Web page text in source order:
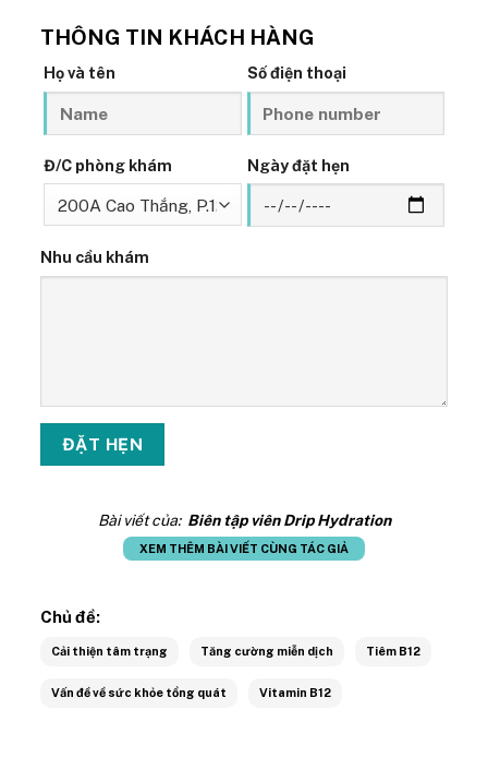
THÔNG TIN KHÁCH HÀNG
Họ và tên Số điện thoại
Đ/C phòng khám Ngày đặt hẹn
Nhu cầu khám
Bài viết của: Biên tập viên Drip Hydration
XEM THÊM BÀI VIẾT CÙNG TÁC GIẢ
Chủ đề:
Cải thiện tâm trạng Tăng cường miễn dịch Tiêm B12
Vấn đề về sức khỏe tổng quát Vitamin B12